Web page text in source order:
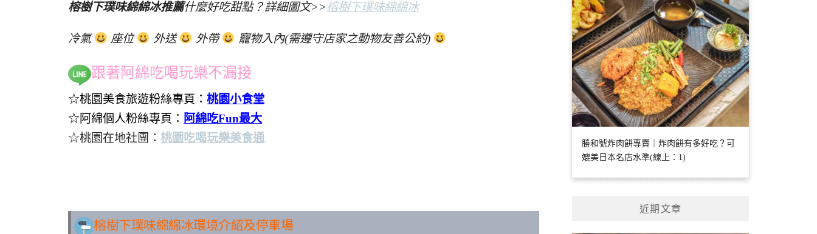
榕樹下璞味綿綿冰推薦什麼好吃甜點？詳細圖文>>榕樹下璞味綿綿冰
冷氣 座位 外送 外帶 寵物入內(需遵守店家之動物友善公約)
跟著阿綿吃喝玩樂不漏接
☆桃園美食旅遊粉絲專頁： 桃園小食堂
☆阿綿個人粉絲專頁： 阿綿吃Fun最大
☆桃園在地社團： 桃園吃喝玩樂美食通
榕樹下璞味綿綿冰環境介紹及停車場
勝和號炸肉餅專賣｜炸肉餅有多好吃？可
媲美日本名店水準(線上：1)
近期文章